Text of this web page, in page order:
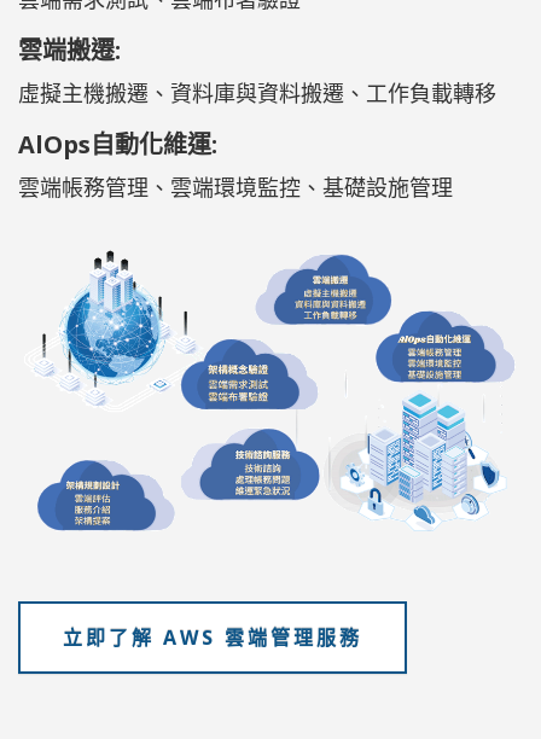
雲端搬遷:
虛擬主機搬遷、資料庫與資料搬遷、工作負載轉移
AlOps自動化維運:
雲端帳務管理、雲端環境監控、基礎設施管理
立即了解 AWS 雲端管理服務